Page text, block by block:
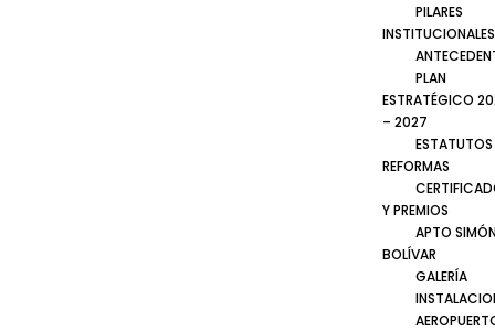
PILARES
INSTITUCIONALES
PLAN
ESTRATÉGICO
– 2027
ESTATUTOS
REFORMAS
Y PREMIOS
APTO
BOLÍVAR
GALERÍA